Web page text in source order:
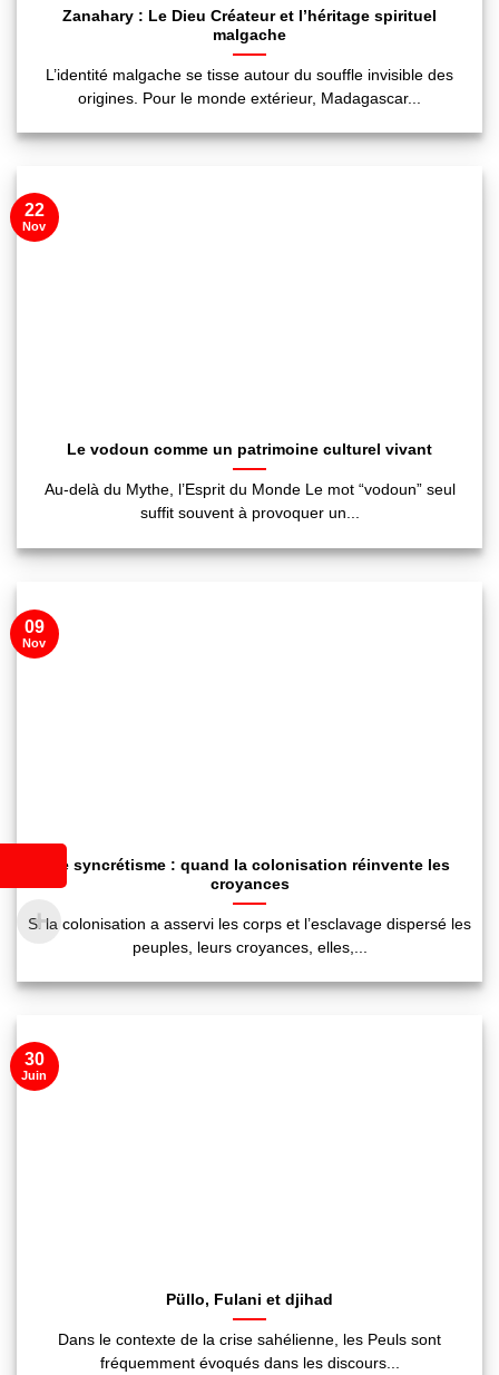
Zanahary : Le Dieu Créateur et l’héritage spirituel
malgache
L’identité malgache se tisse autour du souffle invisible des
origines. Pour le monde extérieur, Madagascar...
Le vodoun comme un patrimoine culturel vivant
Au-delà du Mythe, l’Esprit du Monde Le mot “vodoun” seul
suffit souvent à provoquer un...
22
Nov
Le syncrétisme : quand la colonisation réinvente les
croyances
Si la colonisation a asservi les corps et l’esclavage dispersé les
peuples, leurs croyances, elles,...
09
Nov
Püllo, Fulani et djihad
Dans le contexte de la crise sahélienne, les Peuls sont
fréquemment évoqués dans les discours...
30
Juin